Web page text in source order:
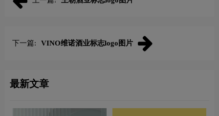
下一篇: VINO维诺酒业标志logo图片
最新文章